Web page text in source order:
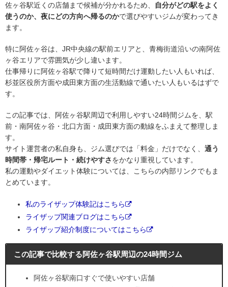
佐ヶ谷駅近くの店舗まで候補が分かれるため、
自分がどの駅をよく
使うのか、夜にどの方向へ帰るのかで選びやすいジムが変わってき
ます。
特に阿佐ヶ谷は、JR中央線の駅前エリアと、青梅街道沿いの南阿佐
ヶ谷エリアで雰囲気が少し違います。
仕事帰りに阿佐ヶ谷駅で降りて短時間だけ運動したい人もいれば、
杉並区役所方面や成田東方面の生活動線で通いたい人もいるはずで
す。
この記事では、阿佐ヶ谷駅周辺で利用しやすい24時間ジムを、駅
前・南阿佐ヶ谷・北口方面・成田東方面の動線をふまえて整理しま
す。
サイト運営者の私自身も、ジム選びでは「料金」だけでなく、 通う
時間帯・帰宅ルート・続けやすさをかなり重視しています。
私の運動やダイエット体験については、こちらの内部リンクでもま
とめています。
私のライザップ体験記はこちら
ライザップ関連ブログはこちら
ライザップ紹介制度についてはこちら
この記事で比較する阿佐ヶ谷駅周辺の24時間ジム
阿佐ヶ谷駅南口すぐで使いやすい店舗